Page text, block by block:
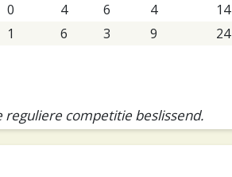
0 4 6 4 14
1 6 3 9 24
reguliere competitie beslissend.